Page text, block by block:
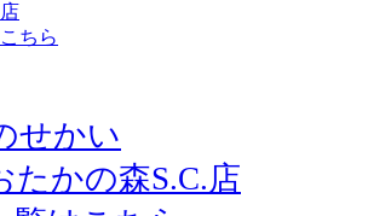
ちら
せかい
たかの森S.C.店